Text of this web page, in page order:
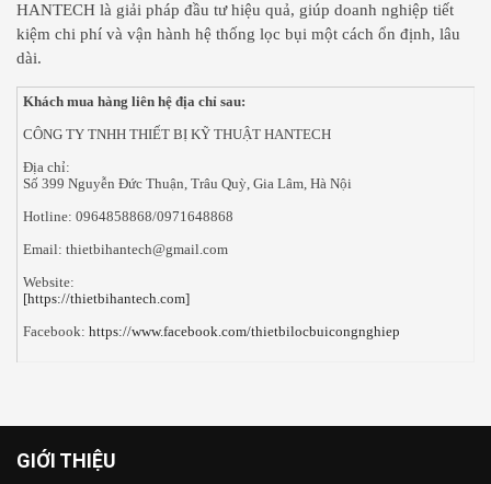
HANTECH là giải pháp đầu tư hiệu quả, giúp doanh nghiệp tiết
kiệm chi phí và vận hành hệ thống lọc bụi một cách ổn định, lâu
dài.
Khách mua hàng liên hệ địa chỉ sau:
CÔNG TY TNHH THIẾT BỊ KỸ THUẬT HANTECH
Địa chỉ:
Số 399 Nguyễn Đức Thuận, Trâu Quỳ, Gia Lâm, Hà Nội
Hotline: 0964858868/0971648868
Email: thietbihantech@gmail.com
Website:
[https://thietbihantech.com]
Facebook: https://www.facebook.com/thietbilocbuicongnghiep
GIỚI THIỆU